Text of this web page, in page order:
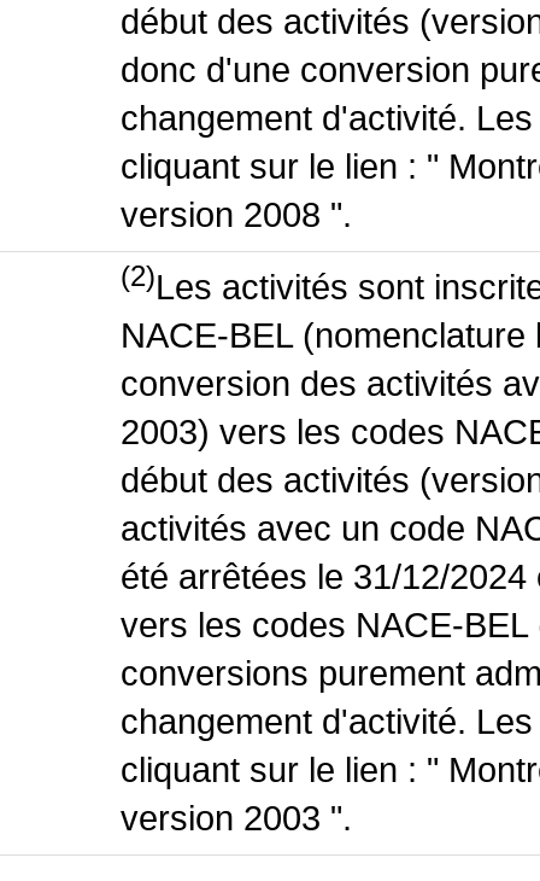
début des activités
donc d'une conversion
changement d'activité.
cliquant sur le lien : "
version 2008 ".
(2)Les activités sont
NACE-BEL
conversion des activités
2003) vers les codes
début des activités
activités avec un code
été arrêtées le 31/12/
vers les codes NACE-
conversions purement
changement d'activité.
cliquant sur le lien : "
version 2003 ".